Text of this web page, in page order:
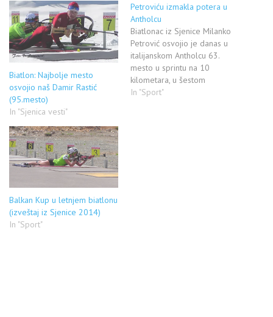
Biatlon: Najbolje mesto
osvojio naš Damir Rastić
(95.mesto)
In "Sjenica vesti"
Petroviću izmakla potera u
Antholcu
Biatlonac iz Sjenice Milanko
Petrović osvojio je danas u
italijanskom Antholcu 63.
mesto u sprintu na 10
kilometara, u šestom
ovosezonskom takmičenju
In "Sport"
Balkan Kup u letnjem biatlonu
(izveštaj iz Sjenice 2014)
In "Sport"